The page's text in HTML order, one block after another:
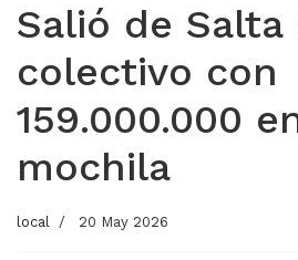
Salió de Salta
colectivo con
159.000.000
mochila
local 20 May 2026